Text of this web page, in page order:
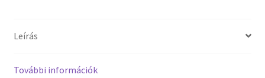
Leírás
További információk